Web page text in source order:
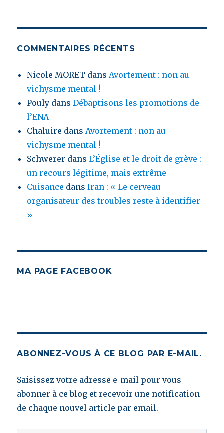
COMMENTAIRES RÉCENTS
Nicole MORET dans Avortement : non au
vichysme mental !
Pouly dansDébaptisons les promotions de
l’ENA
Chaluire dans Avortement : non au
vichysme mental !
Schwerer dansL’Église et le droit de grève :
un recours légitime, mais extrême
Cuisance dansIran : « Le cerveau
organisateur des troubles reste à identifier
»
MA PAGE FACEBOOK
ABONNEZ-VOUS À CE BLOG PAR E-MAIL.
Saisissez votre adresse e-mail pour vous
abonner à ce blog et recevoir une notification
de chaque nouvel article par email.